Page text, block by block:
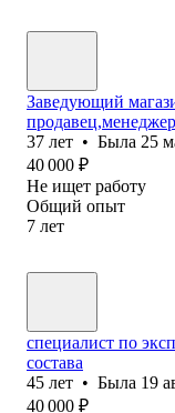
Заведующий
37 лет • Была 25
40 000 ₽
Не ищет работу
Общий опыт
7 лет
специалист по
состава
45 лет • Была 19
40 000 ₽